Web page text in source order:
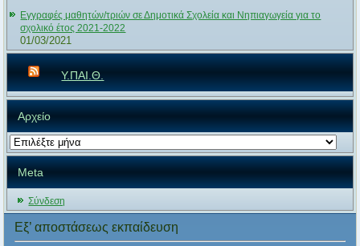
Εγγραφές μαθητών/τριών σε Δημοτικά Σχολεία και Νηπιαγωγεία για το
σχολικό έτος 2021-2022
01/03/2021
Υ.ΠΑΙ.Θ.
Αρχείο
Αρχείο
Meta
Σύνδεση
Εξ’ αποστάσεως εκπαίδευση